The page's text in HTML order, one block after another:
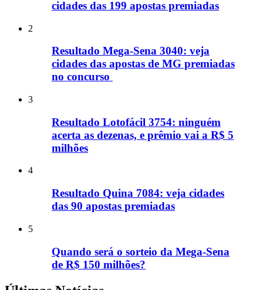
cidades das 199 apostas premiadas
2
Resultado Mega-Sena 3040: veja
cidades das apostas de MG premiadas
no concurso
3
Resultado Lotofácil 3754: ninguém
acerta as dezenas, e prêmio vai a R$ 5
milhões
4
Resultado Quina 7084: veja cidades
das 90 apostas premiadas
5
Quando será o sorteio da Mega-Sena
de R$ 150 milhões?